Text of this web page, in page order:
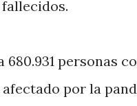
fallecidos.
personas
por la